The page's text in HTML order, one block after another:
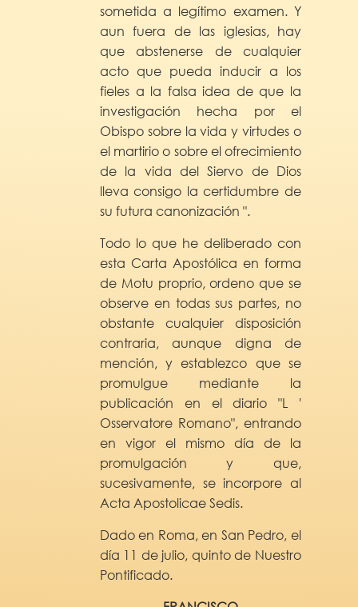
sometida a legítimo examen. Y
aun fuera de las iglesias, hay
que abstenerse de cualquier
acto que pueda inducir a los
fieles a la falsa idea de que la
investigación hecha por el
Obispo sobre la vida y virtudes o
el martirio o sobre el ofrecimiento
de la vida del Siervo de Dios
lleva consigo la certidumbre de
su futura canonización ".
Todo lo que he deliberado con
esta Carta Apostólica en forma
de Motu proprio, ordeno que se
observe en todas sus partes, no
obstante cualquier disposición
contraria, aunque digna de
mención, y establezco que se
promulgue mediante la
publicación en el diario "L '
Osservatore Romano", entrando
en vigor el mismo día de la
promulgación y que,
sucesivamente, se incorpore al
Acta Apostolicae Sedis.
Dado en Roma, en San Pedro, el
día 11 de julio, quinto de Nuestro
Pontificado.